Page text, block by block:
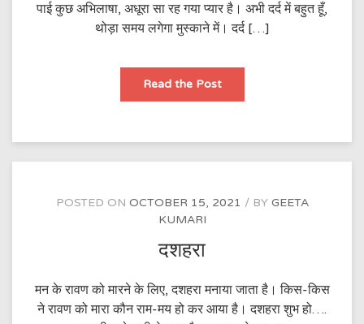
पाई कुछ अभिलाषा, अधूरा सा रह गया प्यार है। अभी दर्द में बहुत हूँ,
थोड़ा समय लगेगा मुस्काने में। दर्द […]
Read the Postअधूरी
ज़िन्दगी
POSTED ON OCTOBER 15, 2021 BY GEETA
KUMARI
दशहरा
मन के रावण को मारने के लिए, दशहरा मनाया जाता है। किस-किस
ने रावण को मारा कौन राम-मय हो कर आया है। दशहरा शुभ हो….